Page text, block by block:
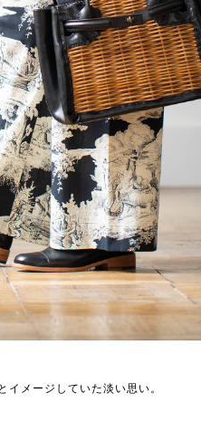
メージしていた淡い思い。